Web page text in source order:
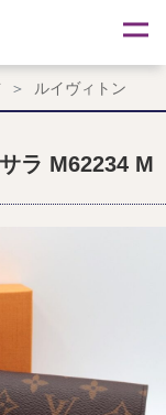
ルイヴィトン
ラ M62234 M